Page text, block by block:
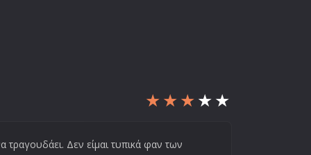
τραγουδάει. Δεν είμαι τυπικά φαν των